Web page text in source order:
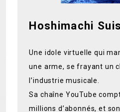
Hoshimachi
Une idole virtuelle qui
une arme, se frayant un
l’industrie musicale.
Sa chaîne YouTube
millions d’abonnés, et